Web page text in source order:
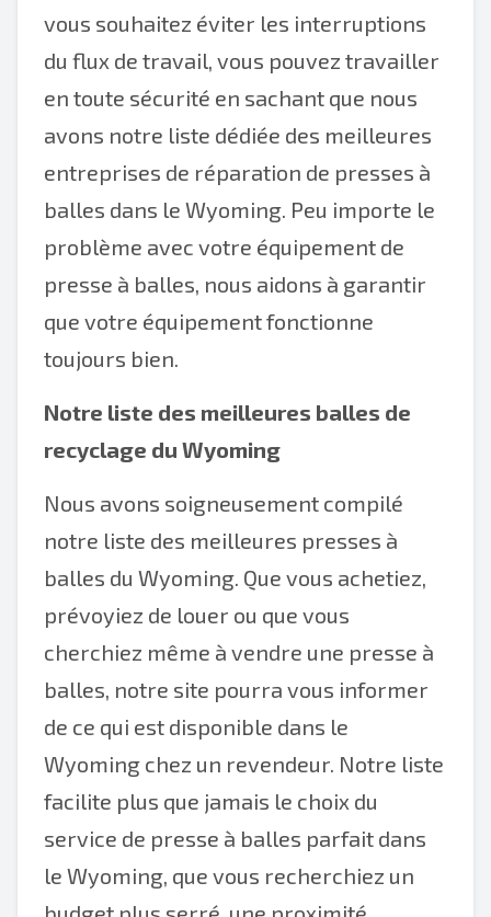
vous souhaitez éviter les interruptions
du flux de travail, vous pouvez travailler
en toute sécurité en sachant que nous
avons notre liste dédiée des meilleures
entreprises de réparation de presses à
balles dans le Wyoming. Peu importe le
problème avec votre équipement de
presse à balles, nous aidons à garantir
que votre équipement fonctionne
toujours bien.
Notre liste des meilleures balles de
recyclage du Wyoming
Nous avons soigneusement compilé
notre liste des meilleures presses à
balles du Wyoming. Que vous achetiez,
prévoyiez de louer ou que vous
cherchiez même à vendre une presse à
balles, notre site pourra vous informer
de ce qui est disponible dans le
Wyoming chez un revendeur. Notre liste
facilite plus que jamais le choix du
service de presse à balles parfait dans
le Wyoming, que vous recherchiez un